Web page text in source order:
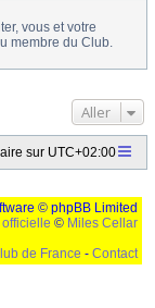
vous et votre
membre du Club.
Aller
sur UTC+02:00
© phpBB Limited
© Miles Cellar
de France - Contact